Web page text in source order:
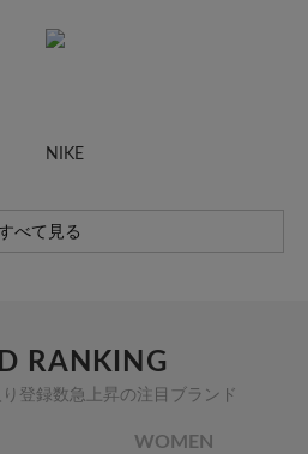
NIKE
べて見る
RANKING
登録数急上昇の注目ブランド
WOMEN